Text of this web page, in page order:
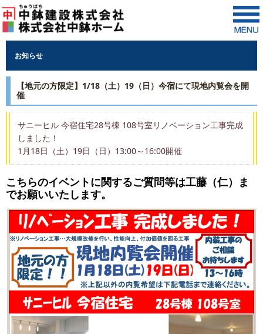
お知らせ
【地元の方限定】1/18（土）19（日）今宿にて現地内覧会を開
催
サニーヒル 今宿住宅28号棟 108号室リノベーション工事完成
しました！
1月18日（土）19日（日）13:00～16:00開催
こちらのイベントに関するご質問等は工藤（仁）ま
でお願いいたします。